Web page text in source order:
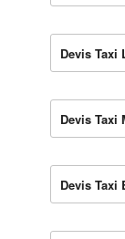
Devis Taxi
Devis Taxi
Devis Taxi